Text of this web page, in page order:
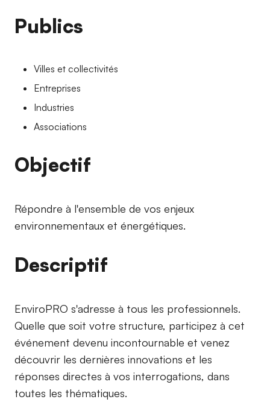
Publics
Villes et collectivités
Entreprises
Industries
Associations
Objectif
Répondre à l'ensemble de vos enjeux
environnementaux et énergétiques.
Descriptif
EnviroPRO s'adresse à tous les professionnels.
Quelle que soit votre structure, participez à cet
événement devenu incontournable et venez
découvrir les dernières innovations et les
réponses directes à vos interrogations, dans
toutes les thématiques.